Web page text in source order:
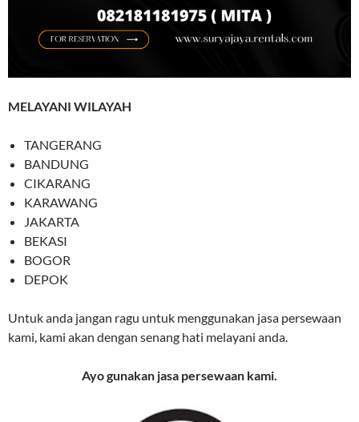
MELAYANI WILAYAH
TANGERANG
BANDUNG
CIKARANG
KARAWANG
JAKARTA
BEKASI
BOGOR
DEPOK
Untuk anda jangan ragu untuk menggunakan jasa persewaan
kami, kami akan dengan senang hati melayani anda.
Ayo gunakan jasa persewaan kami.